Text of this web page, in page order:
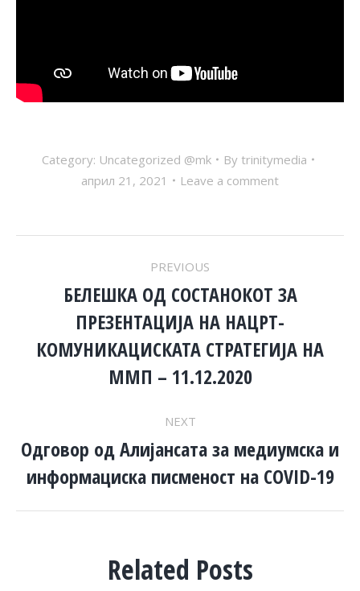
Category: Uncategorized @mk By trinitymedia
април 21, 2021
Leave a comment
NAVIGATION
PREVIOUS
Previous
post:
БЕЛЕШКА ОД СОСТАНОКОТ ЗА
ПРЕЗЕНТАЦИЈА НА НАЦРТ-
КОМУНИКАЦИСКАТА СТРАТЕГИЈА НА
ММП – 11.12.2020
NEXT
Next
post:
Одговор од Алијансата за медиумска и
информациска писменост на COVID-19
Related Posts